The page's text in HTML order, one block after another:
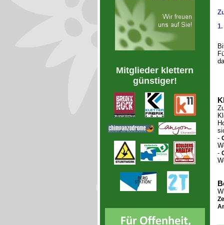
Mitglieder klettern
günstiger!
-
-